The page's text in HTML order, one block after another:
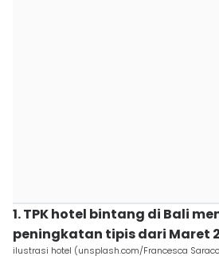
1. TPK hotel bintang di Bali
peningkatan tipis dari Maret
ilustrasi hotel (unsplash.com/Francesca